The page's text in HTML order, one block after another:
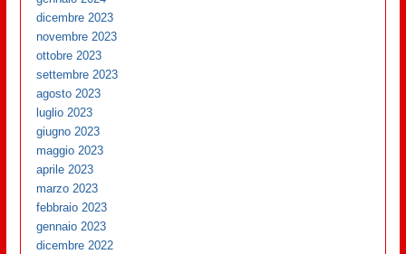
dicembre 2023
novembre 2023
ottobre 2023
settembre 2023
agosto 2023
luglio 2023
giugno 2023
maggio 2023
aprile 2023
marzo 2023
febbraio 2023
gennaio 2023
dicembre 2022